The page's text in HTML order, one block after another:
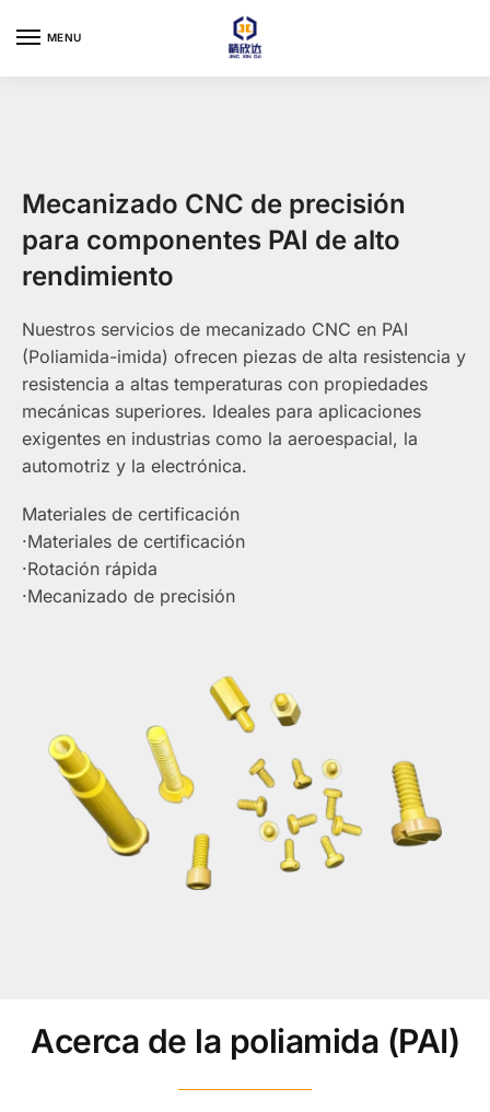
MENU
Mecanizado CNC de precisión
para componentes PAI de alto
rendimiento
Nuestros servicios de mecanizado CNC en PAI
(Poliamida-imida) ofrecen piezas de alta resistencia y
resistencia a altas temperaturas con propiedades
mecánicas superiores. Ideales para aplicaciones
exigentes en industrias como la aeroespacial, la
automotriz y la electrónica.
Materiales de certificación
·Materiales de certificación
·Rotación rápida
·Mecanizado de precisión
Acerca de la poliamida (PAI)